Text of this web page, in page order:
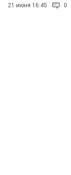
21 июня 16:45 0